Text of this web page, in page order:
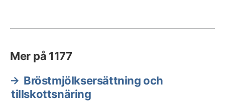
Mer på 1177
Bröstmjölksersättning och
tillskottsnäring